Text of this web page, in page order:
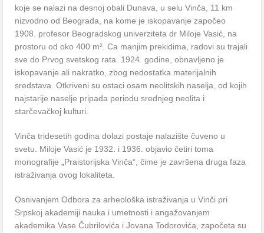
koje se nalazi na desnoj obali Dunava, u selu Vinča, 11 km
nizvodno od Beograda, na kome je iskopavanje započeo
1908. profesor Beogradskog univerziteta dr Miloje Vasić, na
prostoru od oko 400 m². Ca manjim prekidima, radovi su trajali
sve do Prvog svetskog rata. 1924. godine, obnavljeno je
iskopavanje ali nakratko, zbog nedostatka materijalnih
sredstava. Otkriveni su ostaci osam neolitskih naselja, od kojih
najstarije naselje pripada periodu srednjeg neolita i
starčevačkoj kulturi.
Vinča tridesetih godina dolazi postaje nalazište čuveno u
svetu. Miloje Vasić je 1932. i 1936. objavio četiri toma
monografije „Praistorijska Vinča“, čime je završena druga faza
istraživanja ovog lokaliteta.
Osnivanjem Odbora za arheološka istraživanja u Vinči pri
Srpskoj akademiji nauka i umetnosti i angažovanjem
akademika Vase Čubrilovića i Jovana Todorovića, započeta su